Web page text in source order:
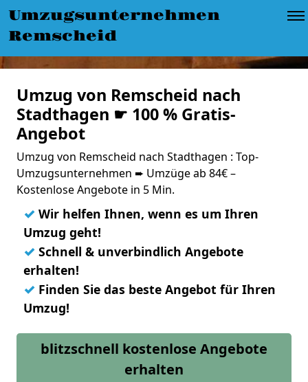
Umzugsunternehmen
Remscheid
Umzug von Remscheid nach
Stadthagen ☛ 100 % Gratis-
Angebot
Umzug von Remscheid nach Stadthagen : Top-
Umzugsunternehmen ➨ Umzüge ab 84€ –
Kostenlose Angebote in 5 Min.
✓ Wir helfen Ihnen, wenn es um Ihren
Umzug geht!
✓ Schnell & unverbindlich Angebote
erhalten!
✓ Finden Sie das beste Angebot für Ihren
Umzug!
blitzschnell kostenlose Angebote
erhalten